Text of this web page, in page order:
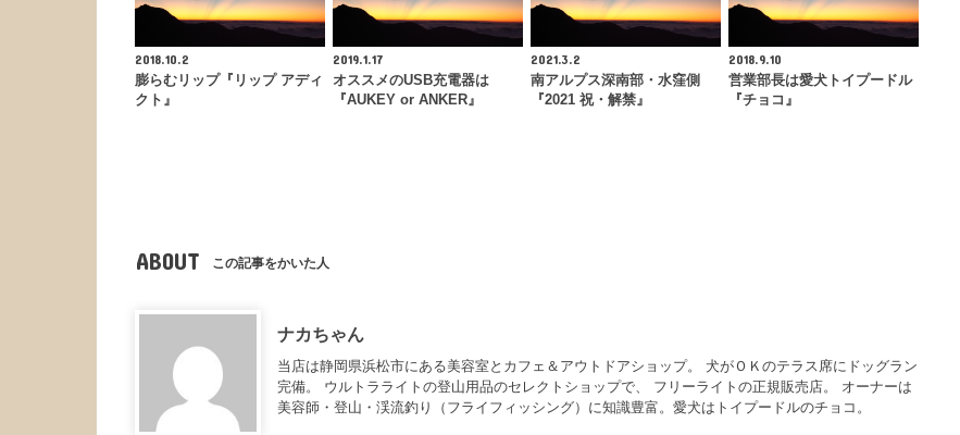
2018.10.2
膨らむリップ『リップ アディ
クト』
2019.1.17
オススメのUSB充電器は
『AUKEY or ANKER』
2021.3.2
南アルプス深南部・水窪側
『2021 祝・解禁』
2018.9.10
営業部長は愛犬トイプードル
『チョコ』
ABOUT この記事をかいた人
ナカちゃん
当店は静岡県浜松市にある美容室とカフェ＆アウトドアショップ。 犬がＯＫのテラス席にドッグラン
完備。 ウルトラライトの登山用品のセレクトショップで、 フリーライトの正規販売店。 オーナーは
美容師・登山・渓流釣り（フライフィッシング）に知識豊富。愛犬はトイプードルのチョコ。